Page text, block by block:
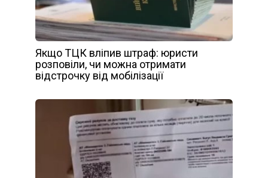
Якщо ТЦК вліпив штраф: юристи
розповіли, чи можна отримати
відстрочку від мобілізації